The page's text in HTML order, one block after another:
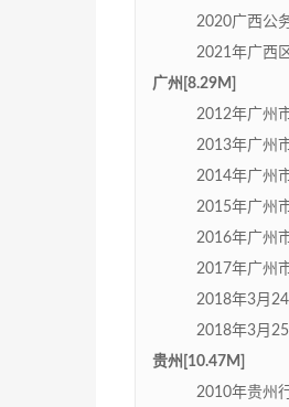
2020广西公
2021年广西
广州[8.29M]
2012年广州
2013年广州
2014年广州
2015年广州
2016年广州
2017年广州
2018年3月
2018年3月
贵州[10.47M]
2010年贵州